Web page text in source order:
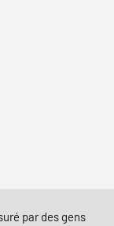
par des gens